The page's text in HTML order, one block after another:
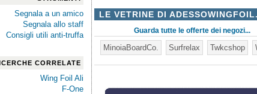
Segnala a un amico
Segnala allo staff
Consigli utili anti-truffa
CORRELATE
Wing Foil Ali
F-One
LE VETRINE DI
Guarda tutte le offerte dei negozi...
MinoiaBoardCo. Surfrelax Twkcshop